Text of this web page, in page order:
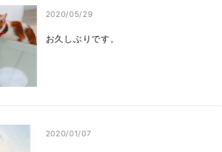
2020/05/29
お久しぶりです。
2020/01/07